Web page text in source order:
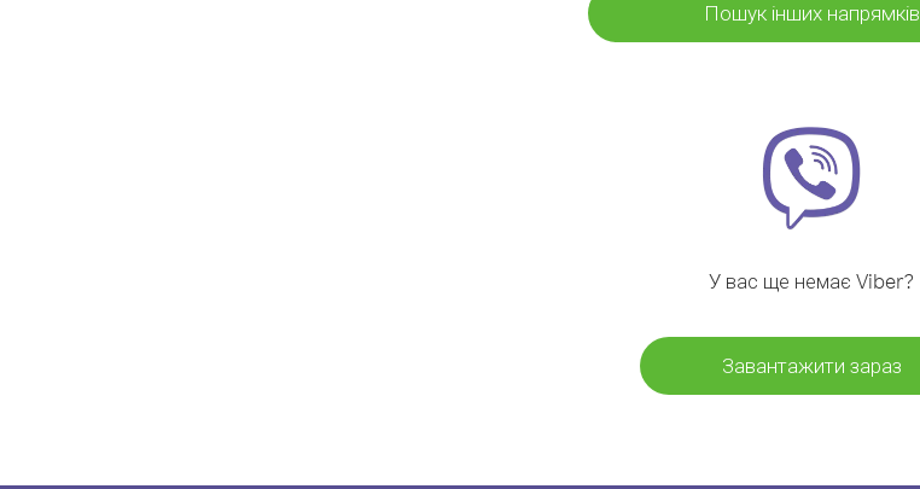
Пошук інших напрямків
У вас ще немає Viber?
Завантажити зараз